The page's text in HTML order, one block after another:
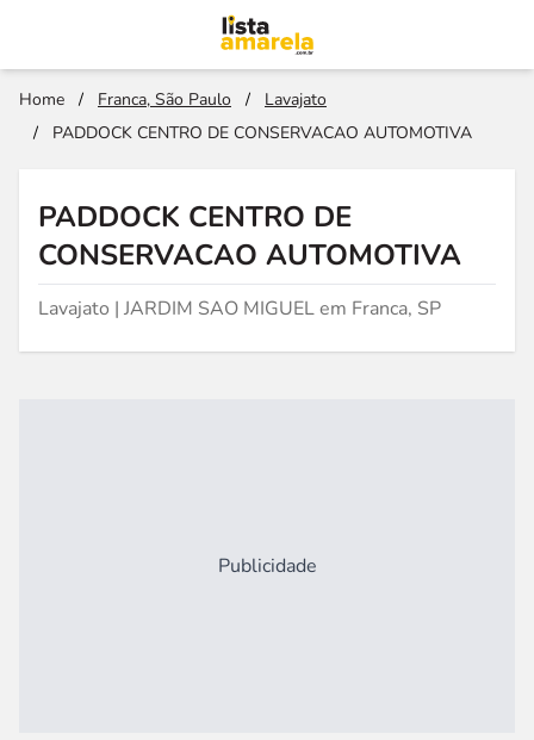
Home / Franca, São Paulo /
Lavajato
/
PADDOCK CENTRO DE CONSERVACAO AUTOMOTIVA
PADDOCK CENTRO DE
CONSERVACAO AUTOMOTIVA
Lavajato | JARDIM SAO MIGUEL em Franca, SP
Publicidade